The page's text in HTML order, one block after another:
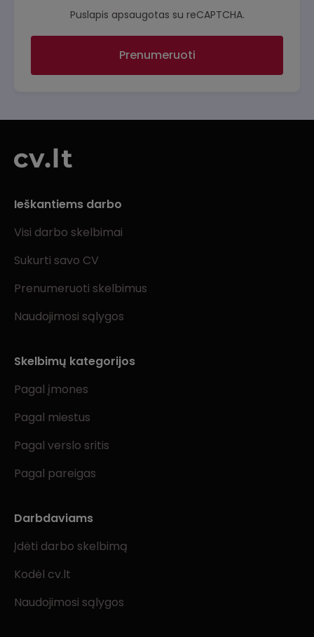
Puslapis apsaugotas su reCAPTCHA.
Prenumeruoti
Ieškantiems darbo
Visi darbo skelbimai
Sukurti savo CV
Prenumeruoti skelbimus
Naudojimosi sąlygos
Skelbimų kategorijos
Pagal įmones
Pagal miestus
Pagal verslo sritis
Pagal pareigas
Darbdaviams
Įdėti darbo skelbimą
Kodėl cv.lt
Naudojimosi sąlygos